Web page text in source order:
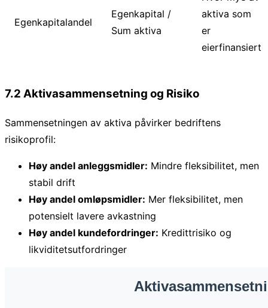
Egenkapitalandel
Egenkapital /
Sum aktiva
aktiva som
er
eierfinansiert
7.2 Aktivasammensetning og Risiko
Sammensetningen av aktiva påvirker bedriftens
risikoprofil:
Høy andel anleggsmidler: Mindre fleksibilitet, men
stabil drift
Høy andel omløpsmidler: Mer fleksibilitet, men
potensielt lavere avkastning
Høy andel kundefordringer: Kredittrisiko og
likviditetsutfordringer